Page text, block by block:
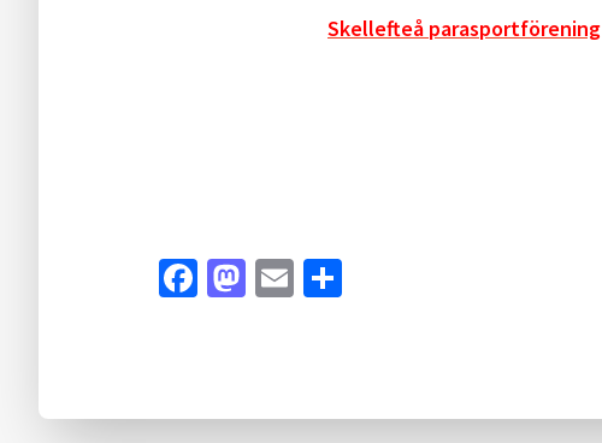
Skellefteå parasportförening
Facebook
Mastodon
Email